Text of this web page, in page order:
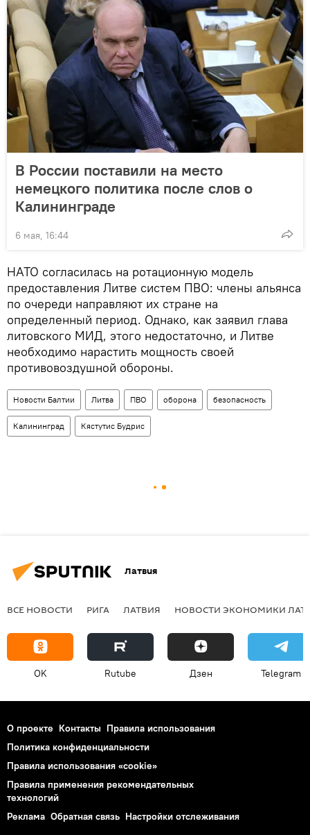
В России поставили на место
немецкого политика после слов о
Калининграде
6 мая, 16:44
НАТО согласилась на ротационную модель
предоставления Литве систем ПВО: члены альянса
по очереди направляют их стране на
определенный период. Однако, как заявил глава
литовского МИД, этого недостаточно, и Литве
необходимо нарастить мощность своей
противовоздушной обороны.
Новости Балтии Литва ПВО оборона безопасность
Калининград Кястутис Будрис
Латвия
ВСЕ НОВОСТИ РИГА ЛАТВИЯ НОВОСТИ ЭКОНОМИКИ
OK Rutube Дзен Telegram
О проекте Контакты Правила использования
Политика конфиденциальности
Правила использования «cookie»
Правила применения рекомендательных
технологий
Реклама Обратная связь Настройки отслеживания